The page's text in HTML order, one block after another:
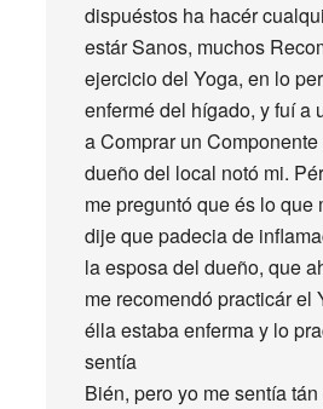
dispuéstos ha hacér
estár Sanos, muchos
ejercicio del Yoga, en lo
enfermé del hígado, y fuí a
a Comprar un
dueño del local notó mi.
me preguntó que és lo que
dije que padecia de
la esposa del dueño, que
me recomendó practicár el
élla estaba enferma y lo
sentía
Bién, pero yo me sentía